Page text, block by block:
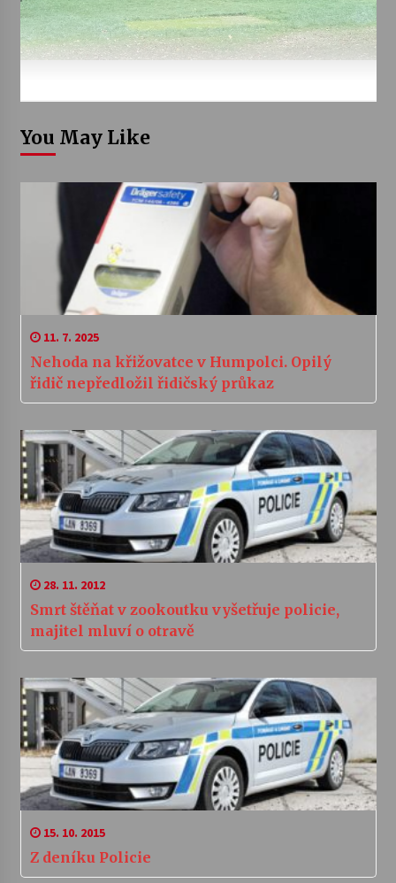
You May Like
11. 7. 2025
Nehoda na křižovatce v Humpolci. Opilý
řidič nepředložil řidičský průkaz
28. 11. 2012
Smrt štěňat v zookoutku vyšetřuje policie,
majitel mluví o otravě
15. 10. 2015
Z deníku Policie